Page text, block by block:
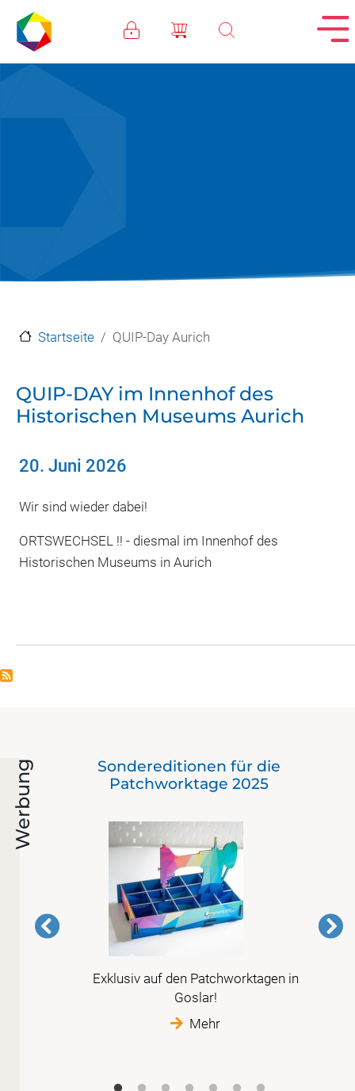
Direkt zum Inhalt
Startseite QUIP-Day Aurich
QUIP-DAY im Innenhof des
Historischen Museums Aurich
20. Juni 2026
Wir sind wieder dabei!
ORTSWECHSEL !! - diesmal im Innenhof des
Historischen Museums in Aurich
Werbung
Sondereditionen für die
Patchworktage 2025
Exklusiv auf den Patchworktagen in
Goslar!
Mehr